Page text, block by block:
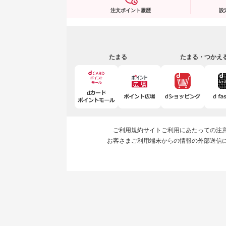
注文ポイント履歴 設
たまる たまる・つかえ
ご利用規約サイトご利用にあたっての注
お客さまご利用端末からの情報の外部送信